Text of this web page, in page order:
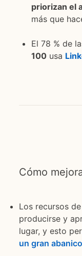
priorizan el
más que
El 78 % de
100 usa
Cómo
Los recursos
producirse y
lugar, y esto
un gran abanico